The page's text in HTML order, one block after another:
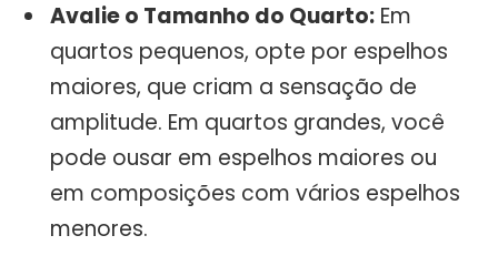
Avalie o Tamanho do Quarto: Em
quartos pequenos, opte por espelhos
maiores, que criam a sensação de
amplitude. Em quartos grandes, você
pode ousar em espelhos maiores ou
em composições com vários espelhos
menores.